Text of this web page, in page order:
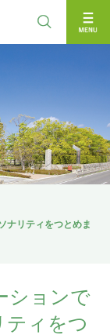
ナリティをつとめま
ションで
ティをつ